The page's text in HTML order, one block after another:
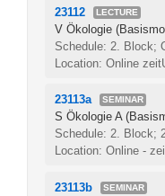
23112 LECTURE
V Ökologie
Schedule: 2. Block;
Location: Online
23113a SEMINAR
S Ökologie A
Schedule: 2. Block;
Location: Online -
23113b SEMINAR